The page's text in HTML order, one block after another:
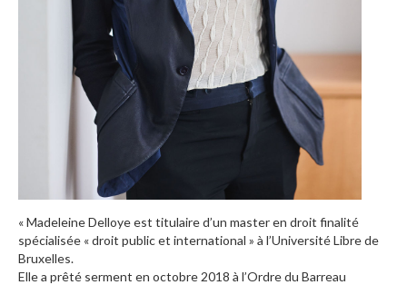
Urbanisme & environnement
Vente
Succession & partage
Code de la Route
Contact
Madeleine Delloye
« Madeleine Delloye est titulaire d’un master en droit finalité
spécialisée « droit public et international » à l’Université Libre de
Bruxelles.
Elle a prêté serment en octobre 2018 à l’Ordre du Barreau